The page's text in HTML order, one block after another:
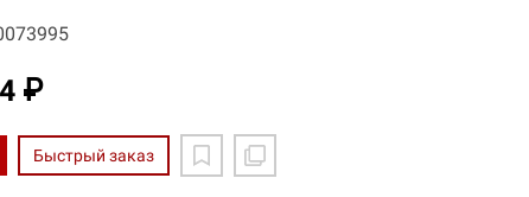
₽
Быстрый заказ